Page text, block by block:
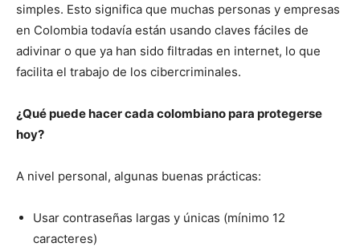
simples. Esto significa que muchas personas y empresas
en Colombia todavía están usando claves fáciles de
adivinar o que ya han sido filtradas en internet, lo que
facilita el trabajo de los cibercriminales.
¿Qué puede hacer cada colombiano para protegerse
hoy?
A nivel personal, algunas buenas prácticas:
Usar contraseñas largas y únicas (mínimo 12
caracteres)